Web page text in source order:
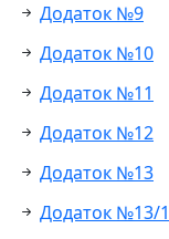
Додаток №9
Додаток №10
Додаток №11
Додаток №12
Додаток №13
Додаток №13/1